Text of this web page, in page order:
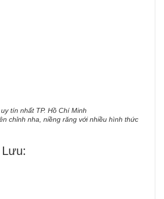
chỉnh nha, niềng răng với nhiều hình thức